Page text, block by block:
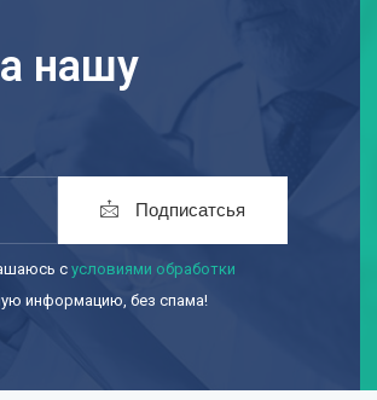
нашу
Подписатсья
с условиями обработки
информацию, без спама!